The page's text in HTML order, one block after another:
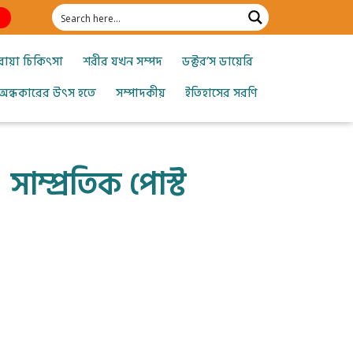
চিকিৎসা শরীর যখন সম্পদ
ডক্টর’স ডায়েরি
উৎস হতে
সম্পাদকীয় ইতিহাসের সরণি
সাম্প্রতিক পোস্ট